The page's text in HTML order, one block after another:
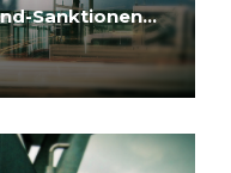
Sanktionen